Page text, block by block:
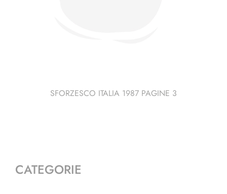
SFORZESCO ITALIA 1987 PAGINE 3
CATEGORIE